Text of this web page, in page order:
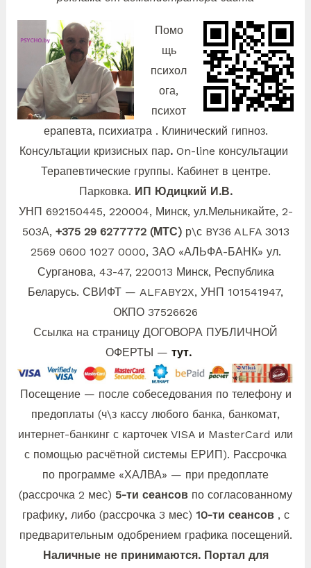
Помо
щь
психол
ога,
психот
ерапевта, психиатра . Клинический гипноз.
Консультации кризисных пар. On-line консультации
Терапевтические группы. Кабинет в центре.
Парковка. ИП Юдицкий И.В.
УНП 692150445, 220004, Минск, ул.Мельникайте, 2-
503А, +375 29 6277772 (МТС) р\с BY36 ALFA 3013
2569 0600 1027 0000, ЗАО «АЛЬФА-БАНК» ул.
Сурганова, 43-47, 220013 Минск, Республика
Беларусь. СВИФТ — ALFABY2X, УНП 101541947,
ОКПО 37526626
Ссылка на страницу ДОГОВОРА ПУБЛИЧНОЙ
ОФЕРТЫ — тут.
Посещение — после собеседования по телефону и
предоплаты (ч\з кассу любого банка, банкомат,
интернет-банкинг с карточек VISA и MasterCard или
с помощью расчётной системы ЕРИП). Рассрочка
по программе «ХАЛВА» — при предоплате
(рассрочка 2 мес) 5-ти сеансов по согласованному
графику, либо (рассрочка 3 мес) 10-ти сеансов, с
предварительным одобрением графика посещений.
Наличные не принимаются. Портал для